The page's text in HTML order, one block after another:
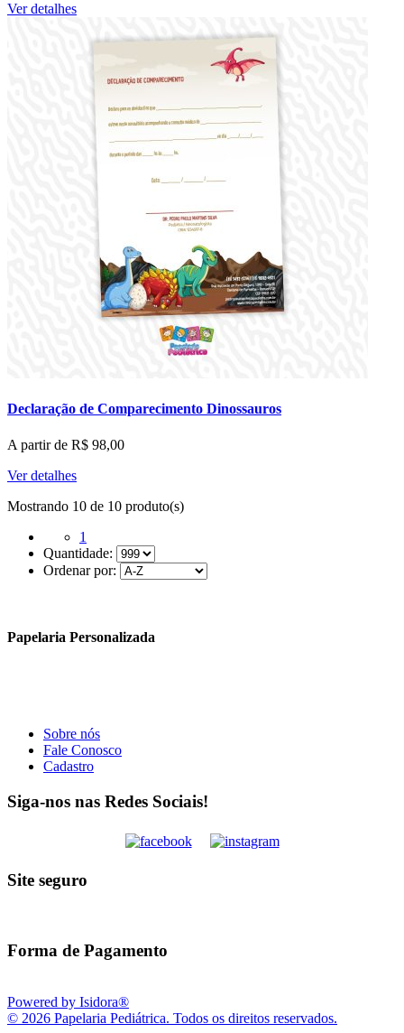
Ver detalhes
Declaração de Comparecimento Dinossauros
A partir de R$ 98,00
Ver detalhes
Mostrando 10 de 10 produto(s)
1
Quantidade:
Ordenar por:
Papelaria Personalizada
Sobre nós
Fale Conosco
Cadastro
Siga-nos nas Redes Sociais!
Site seguro
Forma de Pagamento
Powered by Isidora®
© 2026 Papelaria Pediátrica. Todos os direitos reservados.